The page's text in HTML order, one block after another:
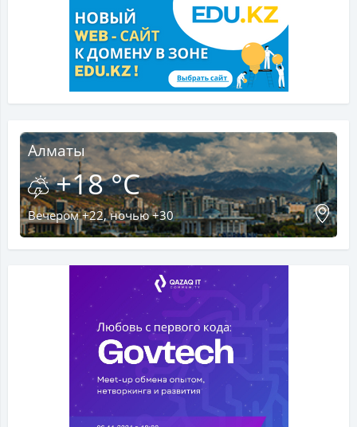
Алматы
+18 °C
Вечером +22, ночью +30